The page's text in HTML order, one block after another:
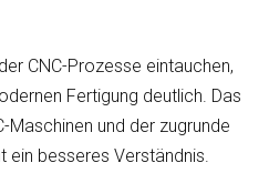
CNC-Prozesse eintauchen,
Fertigung deutlich. Das
Maschinen und der zugrunde
besseres Verständnis.